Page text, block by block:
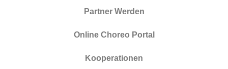
Partner Werden
Online Choreo Portal
Kooperationen